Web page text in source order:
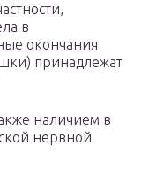
в
окончания
принадлежат
наличием в
нервной